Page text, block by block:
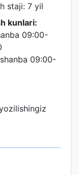
staji: 7 yil
kunlari:
09:00-
09:00-